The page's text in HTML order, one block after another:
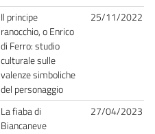
Il principe
ranocchio, o Enrico
di Ferro: studio
culturale sulle
valenze simboliche
del personaggio
25/11/2022
La fiaba di
Biancaneve
27/04/2023